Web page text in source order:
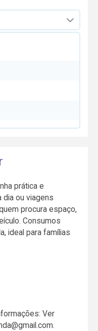
prática e
dia ou viagens
procura espaço,
Consumos
ideal para famílias
Ver